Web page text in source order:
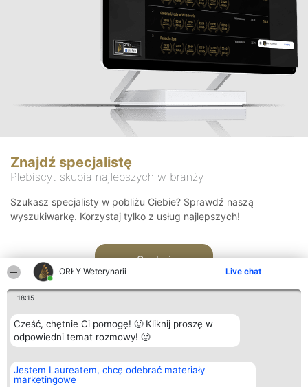
ORŁY Weterynarii Live chat
18:15
Cześć, chętnie Ci pomogę! 🙂 Kliknij proszę w
odpowiedni temat rozmowy! 🙂
Jestem Laureatem, chcę odebrać materiały
marketingowe
Znajdź specjalistę
Plebiscyt skupia najlepszych w branży
Szukasz specjalisty w pobliżu Ciebie? Sprawdź naszą
wyszukiwarkę. Korzystaj tylko z usług najlepszych!
Szukaj
Organizator plebiscytu
Bright Side Solutions sp. z o.
o. sp. k.
Plebiscyt
Laureaci
Kontakt
Kontakt